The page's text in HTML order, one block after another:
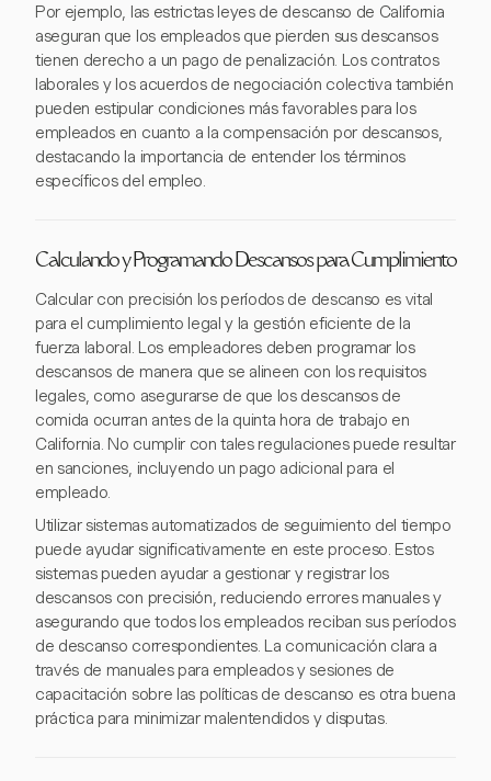
Por ejemplo, las estrictas leyes de descanso de California
aseguran que los empleados que pierden sus descansos
tienen derecho a un pago de penalización. Los contratos
laborales y los acuerdos de negociación colectiva también
pueden estipular condiciones más favorables para los
empleados en cuanto a la compensación por descansos,
destacando la importancia de entender los términos
específicos del empleo.
Calculando y Programando Descansos para Cumplimiento
Calcular con precisión los períodos de descanso es vital
para el cumplimiento legal y la gestión eficiente de la
fuerza laboral. Los empleadores deben programar los
descansos de manera que se alineen con los requisitos
legales, como asegurarse de que los descansos de
comida ocurran antes de la quinta hora de trabajo en
California. No cumplir con tales regulaciones puede resultar
en sanciones, incluyendo un pago adicional para el
empleado.
Utilizar sistemas automatizados de seguimiento del tiempo
puede ayudar significativamente en este proceso. Estos
sistemas pueden ayudar a gestionar y registrar los
descansos con precisión, reduciendo errores manuales y
asegurando que todos los empleados reciban sus períodos
de descanso correspondientes. La comunicación clara a
través de manuales para empleados y sesiones de
capacitación sobre las políticas de descanso es otra buena
práctica para minimizar malentendidos y disputas.